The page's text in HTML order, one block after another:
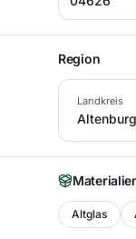
Region
Landkreis
Altglas